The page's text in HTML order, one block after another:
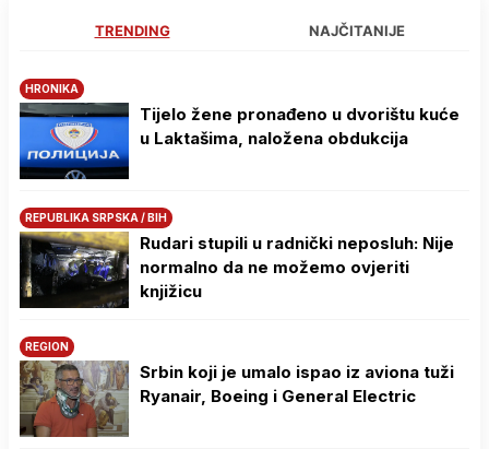
TRENDING NAJČITANIJE
HRONIKA
Tijelo žene pronađeno u dvorištu kuće
u Laktašima, naložena obdukcija
REPUBLIKA SRPSKA / BIH
Rudari stupili u radnički neposluh: Nije
normalno da ne možemo ovjeriti
knjižicu
REGION
Srbin koji je umalo ispao iz aviona tuži
Ryanair, Boeing i General Electric